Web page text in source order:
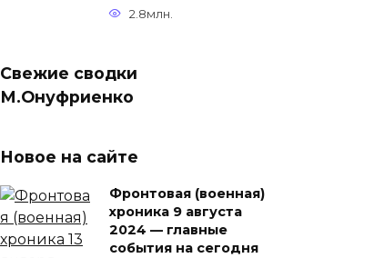
2.8млн.
Свежие сводки
М.Онуфриенко
Новое на сайте
Фронтовая (военная)
хроника 9 августа
2024 — главные
события на сегодня